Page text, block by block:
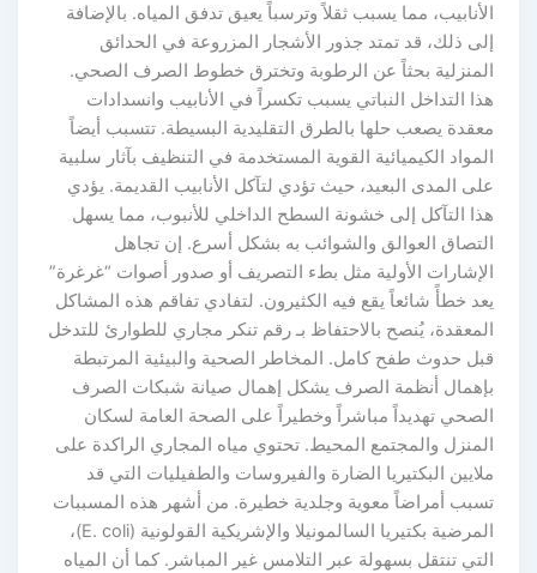
الأنابيب، مما يسبب ثقلاً وترسباً يعيق تدفق المياه. بالإضافة
إلى ذلك، قد تمتد جذور الأشجار المزروعة في الحدائق
المنزلية بحثاً عن الرطوبة وتخترق خطوط الصرف الصحي.
هذا التداخل النباتي يسبب تكسراً في الأنابيب وانسدادات
معقدة يصعب حلها بالطرق التقليدية البسيطة. تتسبب أيضاً
المواد الكيميائية القوية المستخدمة في التنظيف بآثار سلبية
على المدى البعيد، حيث تؤدي لتآكل الأنابيب القديمة. يؤدي
هذا التآكل إلى خشونة السطح الداخلي للأنبوب، مما يسهل
التصاق العوالق والشوائب به بشكل أسرع. إن تجاهل
الإشارات الأولية مثل بطء التصريف أو صدور أصوات “غرغرة”
يعد خطأً شائعاً يقع فيه الكثيرون. لتفادي تفاقم هذه المشاكل
المعقدة، يُنصح بالاحتفاظ بـ رقم تنكر مجاري للطوارئ للتدخل
قبل حدوث طفح كامل. المخاطر الصحية والبيئية المرتبطة
بإهمال أنظمة الصرف يشكل إهمال صيانة شبكات الصرف
الصحي تهديداً مباشراً وخطيراً على الصحة العامة لسكان
المنزل والمجتمع المحيط. تحتوي مياه المجاري الراكدة على
ملايين البكتيريا الضارة والفيروسات والطفيليات التي قد
تسبب أمراضاً معوية وجلدية خطيرة. من أشهر هذه المسببات
المرضية بكتيريا السالمونيلا والإشريكية القولونية (E. coli)،
التي تنتقل بسهولة عبر التلامس غير المباشر. كما أن المياه